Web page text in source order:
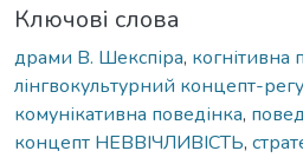
Ключові слова
драми В. Шекспіра, когнітивна
лінгвокультурний концепт-
комунікативна поведінка,
концепт НЕВВІЧЛИВІСТЬ,